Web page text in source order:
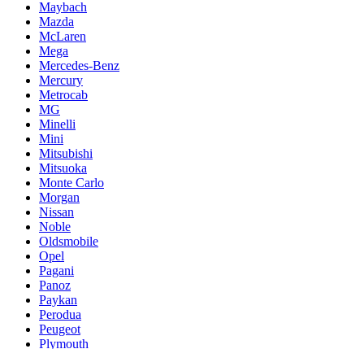
Maybach
Mazda
McLaren
Mega
Mercedes-Benz
Mercury
Metrocab
MG
Minelli
Mini
Mitsubishi
Mitsuoka
Monte Carlo
Morgan
Nissan
Noble
Oldsmobile
Opel
Pagani
Panoz
Paykan
Perodua
Peugeot
Plymouth